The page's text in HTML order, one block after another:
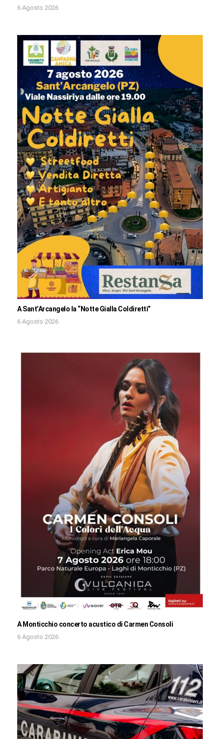
6 Agosto 2026
A Sant’Arcangelo la “Notte Gialla Coldiretti”
6 Agosto 2026
A Monticchio concerto acustico di Carmen Consoli
6 Agosto 2026